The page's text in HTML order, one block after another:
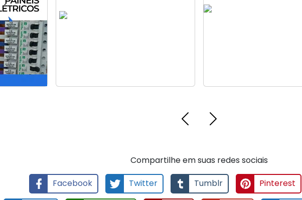
Compartilhe em suas redes sociais
Facebook Twitter Tumblr Pinterest